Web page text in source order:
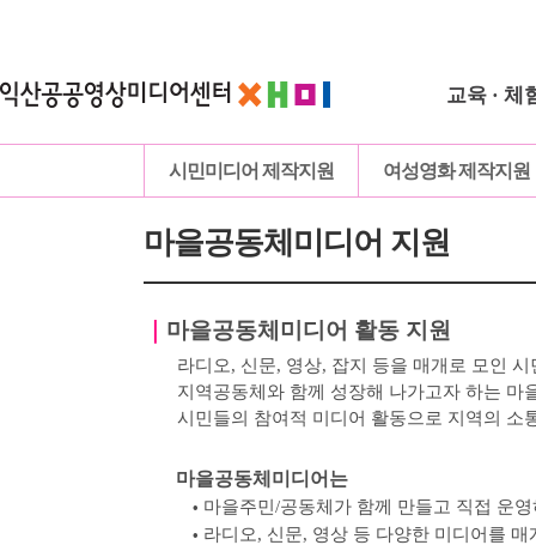
교육 · 체
시민미디어 제작지원 여성영화 제작지원
마을공동체미디어 지원
마을공동체미디어 활동 지원
라디오, 신문, 영상, 잡지 등을 매개로 모인 시
지역공동체와 함께 성장해 나가고자 하는 마
시민들의 참여적 미디어 활동으로 지역의 소
마을공동체미디어는
• 마을주민/공동체가 함께 만들고 직접 운
• 라디오, 신문, 영상 등 다양한 미디어를